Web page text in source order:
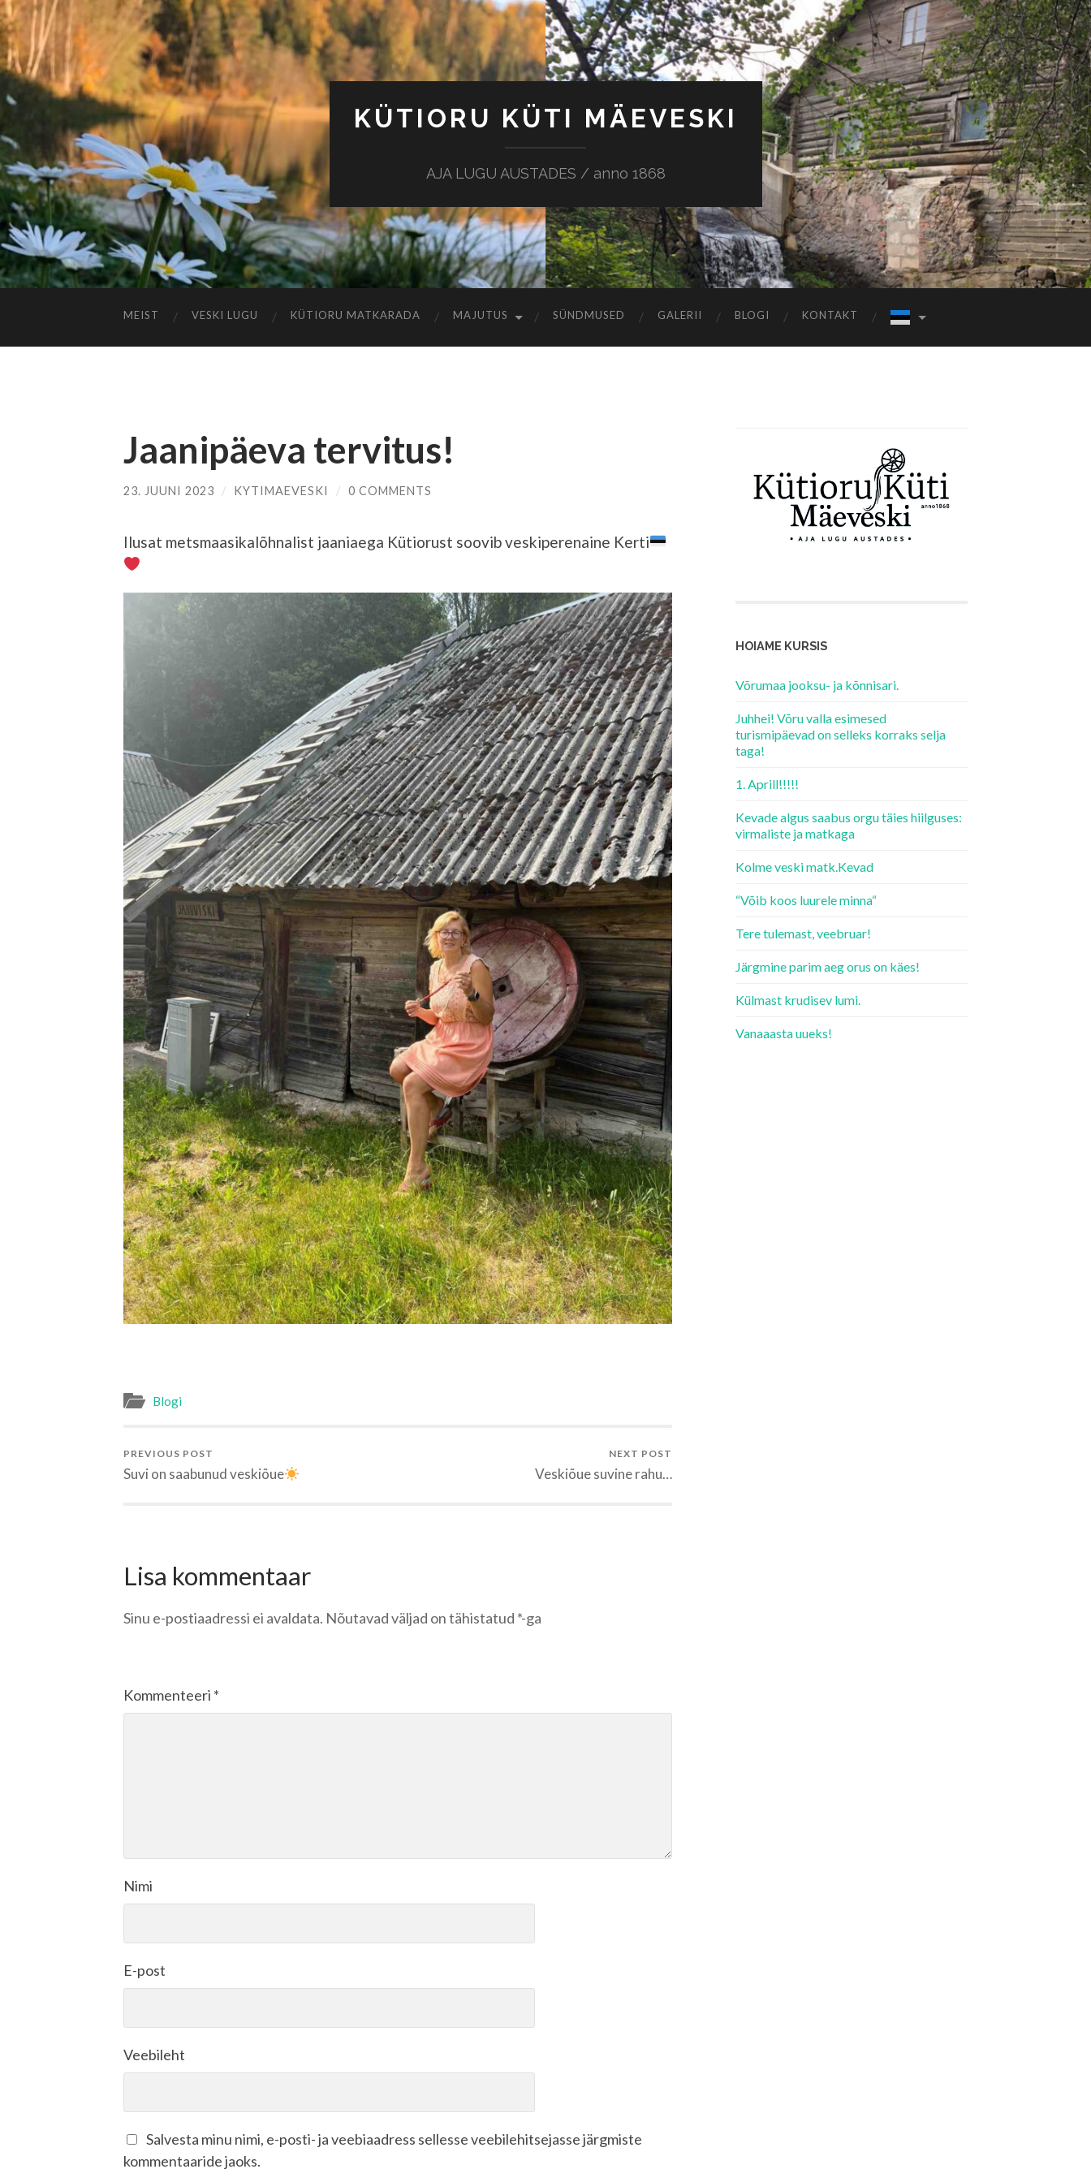
KÜTIORU KÜTI MÄEVESKI
AJA LUGU AUSTADES / anno 1868
MEIST VESKI LUGU KÜTIORU MATKARADA MAJUTUS SÜNDMUSED GALERII BLOGI KONTAKT
Jaanipäeva tervitus!
23. JUUNI 2023 / KYTIMAEVESKI / 0 COMMENTS
Ilusat metsmaasikalõhnalist jaaniaega Kütiorust soovib veskiperenaine Kerti
Blogi
PREVIOUS POST
Suvi on saabunud veskiõue
NEXT POST
Veskiõue suvine rahu…
Lisa kommentaar
Sinu e-postiaadressi ei avaldata. Nõutavad väljad on tähistatud *-ga
Kommenteeri *
Nimi
E-post
Veebileht
Salvesta minu nimi, e-posti- ja veebiaadress sellesse veebilehitsejasse järgmiste
kommentaaride jaoks.
HOIAME KURSIS
Võrumaa jooksu- ja kõnnisari.
Juhhei! Võru valla esimesed
turismipäevad on selleks korraks selja
taga!
1. Aprill!!!!!
Kevade algus saabus orgu täies hiilguses:
virmaliste ja matkaga
Kolme veski matk.Kevad
“Võib koos luurele minna“
Tere tulemast, veebruar!
Järgmine parim aeg orus on käes!
Külmast krudisev lumi.
Vanaaasta uueks!